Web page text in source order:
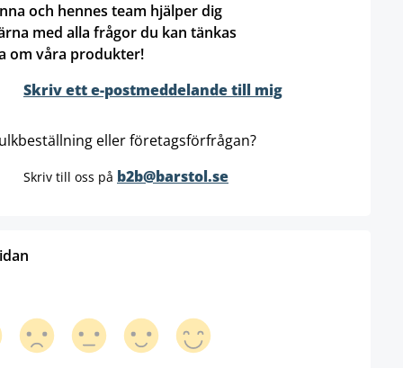
och hennes team hjälper dig
med alla frågor du kan tänkas
om våra produkter!
Skriv ett e-postmeddelande till mig
eller företagsförfrågan?
Skriv till oss på b2b@barstol.se